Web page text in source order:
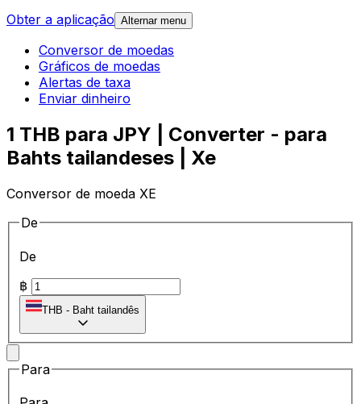
Obter a aplicação Alternar menu
Conversor de moedas
Gráficos de moedas
Alertas de taxa
Enviar dinheiro
1 THB para JPY | Converter - para
Bahts tailandeses | Xe
Conversor de moeda XE
De
De
฿
THB - Baht tailandês
Para